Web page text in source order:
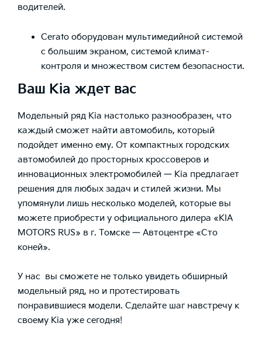
водителей.
Cerato оборудован мультимедийной системой
с большим экраном, системой климат-
контроля и множеством систем безопасности.
Ваш Kia ждет вас
Модельный ряд Kia настолько разнообразен, что
каждый сможет найти автомобиль, который
подойдет именно ему. От компактных городских
автомобилей до просторных кроссоверов и
инновационных электромобилей — Kia предлагает
решения для любых задач и стилей жизни. Мы
упомянули лишь несколько моделей, которые вы
можете приобрести у официального дилера «KIA
MOTORS RUS» в г. Томске — Автоцентре «Сто
коней».
У нас вы сможете не только увидеть обширный
модельный ряд, но и протестировать
понравившиеся модели. Сделайте шаг навстречу к
своему Kia уже сегодня!